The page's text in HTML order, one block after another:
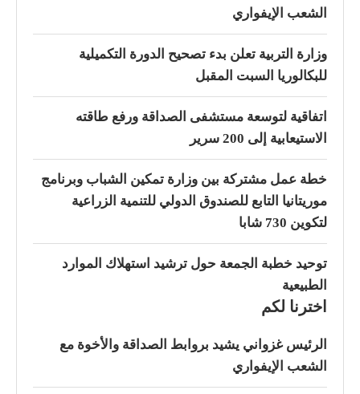
الشعب الإيفواري
وزارة التربية تعلن بدء تصحيح الدورة التكميلية
للبكالوريا السبت المقبل
اتفاقية لتوسعة مستشفى الصداقة ورفع طاقته
الاستيعابية إلى 200 سرير
خطة عمل مشتركة بين وزارة تمكين الشباب وبرنامج
موريتانيا التابع للصندوق الدولي للتنمية الزراعية
لتكوين 730 شابا
توحيد خطبة الجمعة حول ترشيد استهلاك الموارد
الطبيعية
اخترنا لكم
الرئيس غزواني يشيد بروابط الصداقة والأخوة مع
الشعب الإيفواري